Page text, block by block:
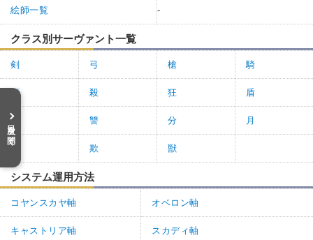
目次を開く
絵師一覧 -
クラス別サーヴァント一覧
剣 弓 槍 騎
術 殺 狂 盾
裁 讐 分 月
臨 欺 獣
システム運用方法
コヤンスカヤ軸 オベロン軸
キャストリア軸 スカディ軸